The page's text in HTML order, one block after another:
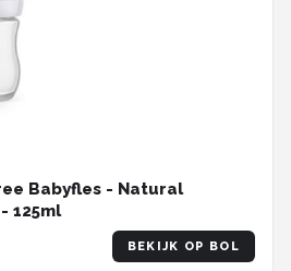
Babyfles - Natural
125ml
BEKIJK OP BOL